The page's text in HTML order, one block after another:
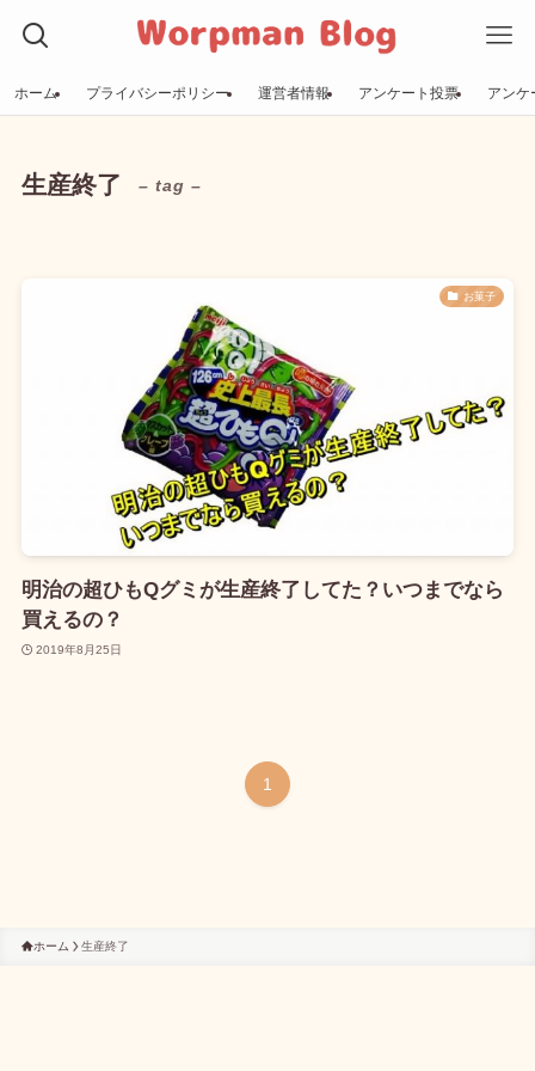
ホーム プライバシーポリシー 運営者情報 アンケート投票 アンケ
生産終了 – tag –
お菓子
明治の超ひもQグミが生産終了してた？いつまでなら
買えるの？
2019年8月25日
1
ホーム 生産終了